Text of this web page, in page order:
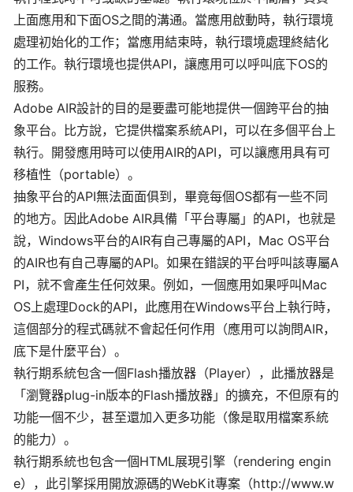
上面應用和下面OS之間的溝通。當應用啟動時，執行環境
處理初始化的工作；當應用結束時，執行環境處理終結化
的工作。執行環境也提供API，讓應用可以呼叫底下OS的
服務。
Adobe AIR設計的目的是要盡可能地提供一個跨平台的抽
象平台。比方說，它提供檔案系統API，可以在多個平台上
執行。開發應用時可以使用AIR的API，可以讓應用具有可
移植性（portable）。
抽象平台的API無法面面俱到，畢竟每個OS都有一些不同
的地方。因此Adobe AIR具備「平台專屬」的API，也就是
說，Windows平台的AIR有自己專屬的API，Mac OS平台
的AIR也有自己專屬的API。如果在錯誤的平台呼叫該專屬A
PI，就不會產生任何效果。例如，一個應用如果呼叫Mac
OS上處理Dock的API，此應用在Windows平台上執行時，
這個部分的程式碼就不會起任何作用（應用可以詢問AIR，
底下是什麼平台）。
執行期系統包含一個Flash播放器（Player），此播放器是
「瀏覽器plug-in版本的Flash播放器」的擴充，不但原有的
功能一個不少，甚至還加入更多功能（像是取用檔案系統
的能力）。
執行期系統也包含一個HTML展現引擎（rendering engin
e），此引擎採用開放源碼的WebKit專案（http://www.w